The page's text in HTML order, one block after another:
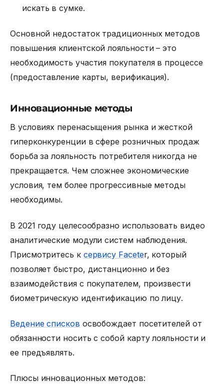
искать в сумке.
Основной недостаток традиционных методов
повышения клиентской лояльности – это
необходимость участия покупателя в процессе
(предоставление карты, верификация).
Инновационные методы
В условиях перенасыщения рынка и жесткой
гиперконкуренции в сфере розничных продаж
борьба за лояльность потребителя никогда не
прекращается. Чем сложнее экономические
условия, тем более прогрессивные методы
необходимы.
В 2021 году целесообразно использовать видео
аналитические модули систем наблюдения.
Присмотритесь к сервису Faceter, который
позволяет быстро, дистанционно и без
взаимодействия с покупателем, произвести
биометрическую идентификацию по лицу.
Ведение списков освобождает посетителей от
обязанности носить с собой карту лояльности и
ее предъявлять.
Плюсы инновационных методов: